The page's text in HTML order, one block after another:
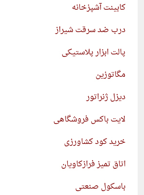
کابینت آشپزخانه
درب ضد سرقت شیراز
پالت ابزار پلاستیکی
مگاتوزین
دیزل ژنراتور
لایت باکس فروشگاهی
خرید کود کشاورزی
اتاق تمیز فرازکاویان
باسکول صنعتی